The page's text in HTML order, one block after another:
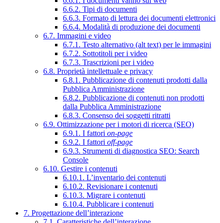
6.6.2. Tipi di documenti
6.6.3. Formato di lettura dei documenti elettronici
6.6.4. Modalità di produzione dei documenti
6.7. Immagini e video
6.7.1. Testo alternativo (alt text) per le immagini
6.7.2. Sottotitoli per i video
6.7.3. Trascrizioni per i video
6.8. Proprietà intellettuale e privacy
6.8.1. Pubblicazione di contenuti prodotti dalla
Pubblica Amministrazione
6.8.2. Pubblicazione di contenuti non prodotti
dalla Pubblica Amministrazione
6.8.3. Consenso dei soggetti ritratti
6.9. Ottimizzazione per i motori di ricerca (SEO)
6.9.1. I fattori on-page
6.9.2. I fattori off-page
6.9.3. Strumenti di diagnostica SEO: Search
Console
6.10. Gestire i contenuti
6.10.1. L’inventario dei contenuti
6.10.2. Revisionare i contenuti
6.10.3. Migrare i contenuti
6.10.4. Pubblicare i contenuti
7. Progettazione dell’interazione